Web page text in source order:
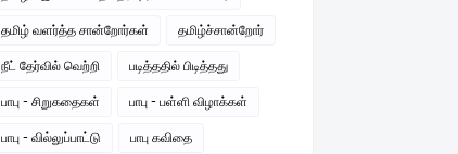
தமிழ் வளர்த்த சான்றோர்கள் தமிழ்ச்சான்றோர்
நீட் தேர்வில் வெற்றி படித்ததில் பிடித்தது
பாபு - சிறுகதைகள் பாபு - பள்ளி விழாக்கள்
பாபு - வில்லுப்பாட்டு பாபு கவிதை